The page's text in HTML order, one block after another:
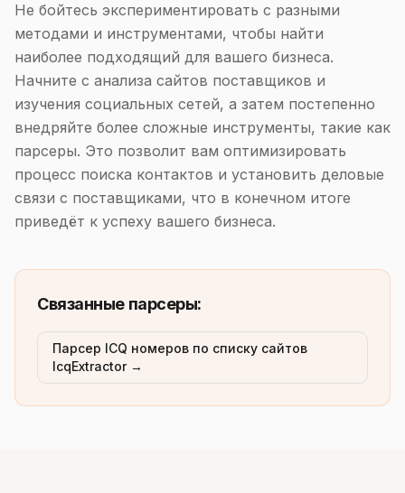
Не бойтесь экспериментировать с разными
методами и инструментами, чтобы найти
наиболее подходящий для вашего бизнеса.
Начните с анализа сайтов поставщиков и
изучения социальных сетей, а затем постепенно
внедряйте более сложные инструменты, такие как
парсеры. Это позволит вам оптимизировать
процесс поиска контактов и установить деловые
связи с поставщиками, что в конечном итоге
приведёт к успеху вашего бизнеса.
Связанные парсеры:
Парсер ICQ номеров по списку сайтов
IcqExtractor →